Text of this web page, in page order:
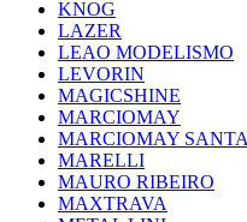
KNOG
LAZER
LEAO MODELISMO
LEVORIN
MAGICSHINE
MARCIOMAY
MARCIOMAY
MARELLI
MAURO RIBEIRO
MAXTRAVA